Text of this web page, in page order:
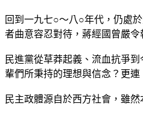
回到一九七○～八○年代，仍處
者曲意容忍對待，蔣經國曾嚴
民進黨從草莽起義、流血抗爭
輩們所秉持的理想與信念？更
民主政體源自於西方社會，雖